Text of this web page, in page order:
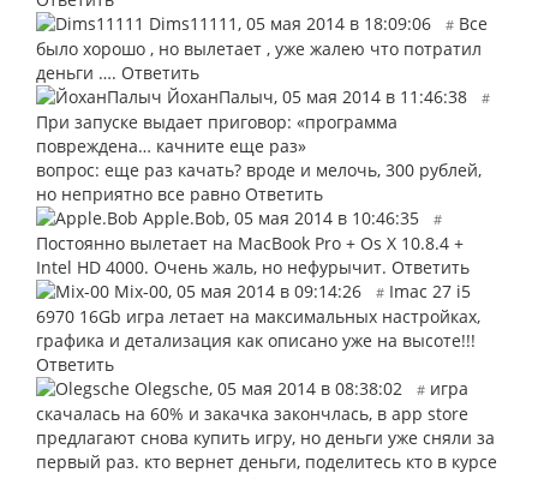
Dims11111, 05 мая 2014 в 18:09:06 # Все
было хорошо , но вылетает , уже жалею что потратил
деньги …. Ответить
ЙоханПалыч, 05 мая 2014 в 11:46:38 #
При запуске выдает приговор: «программа
повреждена… качните еще раз»
вопрос: еще раз качать? вроде и мелочь, 300 рублей,
но неприятно все равно Ответить
Apple.Bob, 05 мая 2014 в 10:46:35 #
Постоянно вылетает на MacBook Pro + Os X 10.8.4 +
Intel HD 4000. Очень жаль, но нефурычит. Ответить
Mix-00, 05 мая 2014 в 09:14:26 # Imac 27 i5
6970 16Gb игра летает на максимальных настройках,
графика и детализация как описано уже на высоте!!!
Ответить
Olegsche, 05 мая 2014 в 08:38:02 # игра
скачалась на 60% и закачка закончлась, в app store
предлагают снова купить игру, но деньги уже сняли за
первый раз. кто вернет деньги, поделитесь кто в курсе